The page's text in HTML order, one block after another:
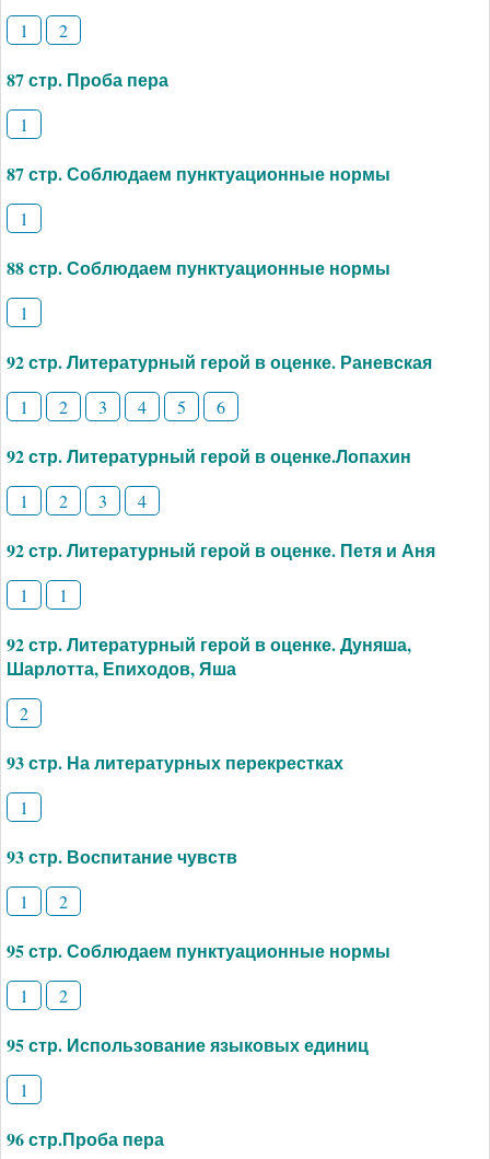
1 2
87 стр. Проба пера
1
87 стр. Соблюдаем пунктуационные нормы
1
88 стр. Соблюдаем пунктуационные нормы
1
92 стр. Литературный герой в оценке. Раневская
1 2 3 4 5 6
92 стр. Литературный герой в оценке.Лопахин
1 2 3 4
92 стр. Литературный герой в оценке. Петя и Аня
1 1
92 стр. Литературный герой в оценке. Дуняша,
Шарлотта, Епиходов, Яша
2
93 стр. На литературных перекрестках
1
93 стр. Воспитание чувств
1 2
95 стр. Соблюдаем пунктуационные нормы
1 2
95 стр. Использование языковых единиц
1
96 стр.Проба пера